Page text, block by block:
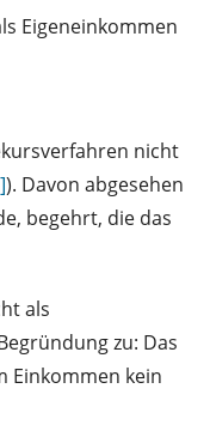
Eigeneinkommen
nicht
). Davon abgesehen
begehrt, die das
als
zu: Das
Einkommen kein